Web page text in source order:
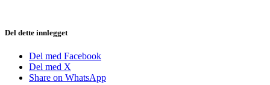
Del dette innlegget
Del med Facebook
Del med X
Share on WhatsApp